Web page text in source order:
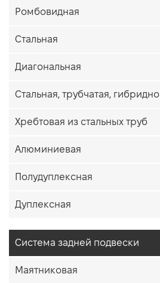
Ромбовидная
Стальная
Диагональная
Стальная, трубчатая,
Хребтовая из стальных труб
Алюминиевая
Полудуплексная
Дуплексная
Система задней подвески
Маятниковая